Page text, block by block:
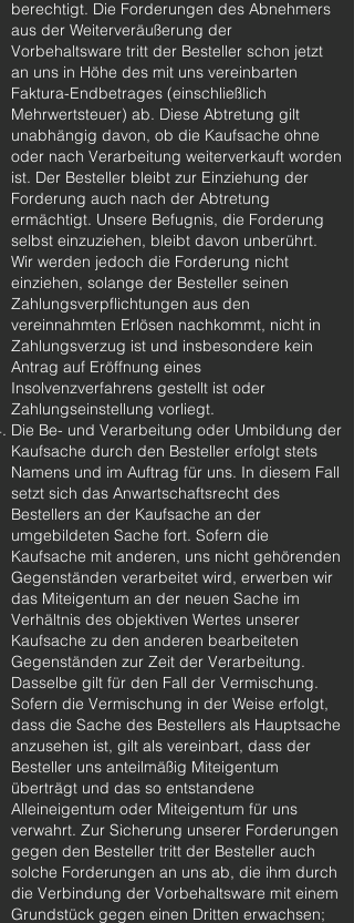
berechtigt. Die Forderungen des Abnehmers
aus der Weiterveräußerung der
Vorbehaltsware tritt der Besteller schon jetzt
an uns in Höhe des mit uns vereinbarten
Faktura-Endbetrages (einschließlich
Mehrwertsteuer) ab. Diese Abtretung gilt
unabhängig davon, ob die Kaufsache ohne
oder nach Verarbeitung weiterverkauft worden
ist. Der Besteller bleibt zur Einziehung der
Forderung auch nach der Abtretung
ermächtigt. Unsere Befugnis, die Forderung
selbst einzuziehen, bleibt davon unberührt.
Wir werden jedoch die Forderung nicht
einziehen, solange der Besteller seinen
Zahlungsverpflichtungen aus den
vereinnahmten Erlösen nachkommt, nicht in
Zahlungsverzug ist und insbesondere kein
Antrag auf Eröffnung eines
Insolvenzverfahrens gestellt ist oder
Zahlungseinstellung vorliegt.
Die Be- und Verarbeitung oder Umbildung der
Kaufsache durch den Besteller erfolgt stets
Namens und im Auftrag für uns. In diesem Fall
setzt sich das Anwartschaftsrecht des
Bestellers an der Kaufsache an der
umgebildeten Sache fort. Sofern die
Kaufsache mit anderen, uns nicht gehörenden
Gegenständen verarbeitet wird, erwerben wir
das Miteigentum an der neuen Sache im
Verhältnis des objektiven Wertes unserer
Kaufsache zu den anderen bearbeiteten
Gegenständen zur Zeit der Verarbeitung.
Dasselbe gilt für den Fall der Vermischung.
Sofern die Vermischung in der Weise erfolgt,
dass die Sache des Bestellers als Hauptsache
anzusehen ist, gilt als vereinbart, dass der
Besteller uns anteilmäßig Miteigentum
überträgt und das so entstandene
Alleineigentum oder Miteigentum für uns
verwahrt. Zur Sicherung unserer Forderungen
gegen den Besteller tritt der Besteller auch
solche Forderungen an uns ab, die ihm durch
die Verbindung der Vorbehaltsware mit einem
Grundstück gegen einen Dritten erwachsen;